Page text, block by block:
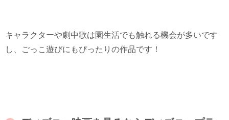
キャラクターや劇中歌は園生活でも触れる機会が多いです
し、ごっこ遊びにもぴったりの作品です！